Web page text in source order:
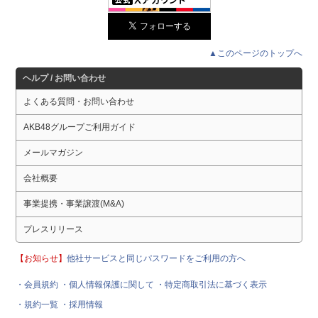
▲このページのトップへ
ヘルプ / お問い合わせ
よくある質問・お問い合わせ
AKB48グループご利用ガイド
メールマガジン
会社概要
事業提携・事業譲渡(M&A)
プレスリリース
【お知らせ】他社サービスと同じパスワードをご利用の方へ
・会員規約 ・個人情報保護に関して
・特定商取引法に基づく表示
・規約一覧 ・採用情報